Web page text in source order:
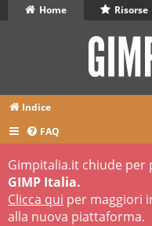
Home Risorse
Indice
FAQ
Gimpitalia.it chiude per
GIMP Italia.
Clicca qui per maggiori
alla nuova piattaforma.